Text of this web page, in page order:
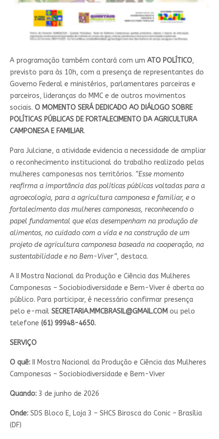
A programação também contará com um ATO POLÍTICO,
previsto para às 10h, com a presença de representantes do
Governo Federal e ministérios, parlamentares parceiras e
parceiros, lideranças do MMC e de outros movimentos
sociais. O MOMENTO SERÁ DEDICADO AO DIÁLOGO SOBRE
POLÍTICAS PÚBLICAS DE FORTALECIMENTO DA AGRICULTURA
CAMPONESA E FAMILIAR.
Para Julciane, a atividade evidencia a necessidade de ampliar
o reconhecimento institucional do trabalho realizado pelas
mulheres camponesas nos territórios. “Esse momento
reafirma a importância das políticas públicas voltadas para a
agroecologia, para a agricultura camponesa e familiar, e o
fortalecimento das mulheres camponesas, reconhecendo o
papel fundamental que elas desempenham na produção de
alimentos, no cuidado com a vida e na construção de um
projeto de agricultura camponesa baseada na cooperação, na
sustentabilidade e no Bem-Viver”, destaca.
A II Mostra Nacional da Produção e Ciência das Mulheres
Camponesas – Sociobiodiversidade e Bem-Viver é aberta ao
público. Para participar, é necessário confirmar presença
pelo e-mail SECRETARIA.MMCBRASIL@GMAIL.COM ou pelo
telefone (61) 99948-4650.
SERVIÇO
O quê:II Mostra Nacional da Produção e Ciência das Mulheres
Camponesas – Sociobiodiversidade e Bem-Viver
Quando:3 de junho de 2026
Onde:SDS Bloco E, Loja 3 – SHCS Birosca do Conic – Brasília
(DF)